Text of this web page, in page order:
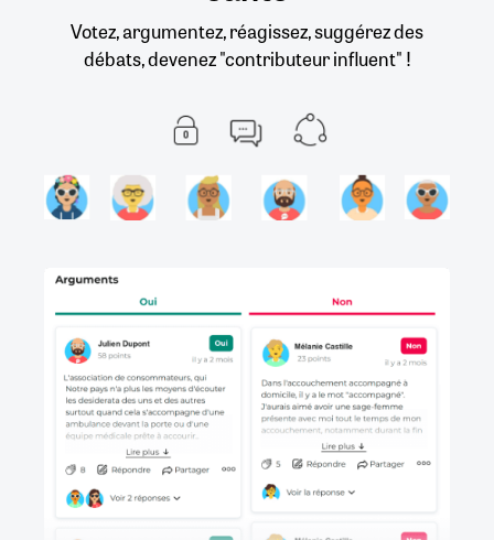
Votez, argumentez, réagissez, suggérez des
débats, devenez "contributeur influent" !